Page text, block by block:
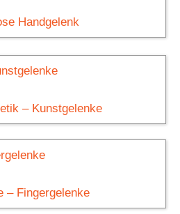
Handgelenk
– Kunstgelenke
– Fingergelenke